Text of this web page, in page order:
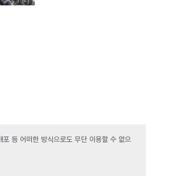
등 어떠한 방식으로도 무단 이용할 수 없으